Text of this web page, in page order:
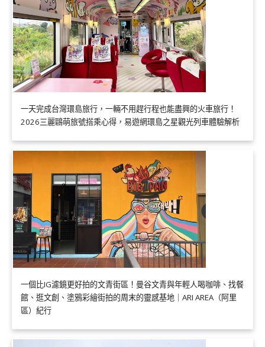
一天完成台灣環島旅行，一輛不用趕行程也能盡興的火車旅行！
2026三麗鷗萌旅號搭乘心得，易遊網環島之星觀光列車體驗解析
一個比IG濾鏡更好拍的文青街區！曼谷文青與年輕人喝咖啡、找餐
館、逛文創、塗鴉彩繪街拍的周末的靈感基地｜ARI AREA（阿里
區）紀行